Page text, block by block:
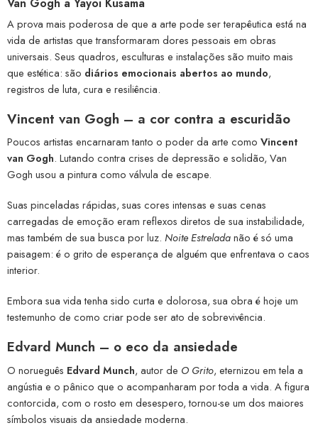
A prova mais poderosa de que a arte pode ser terapêutica está na
vida de artistas que transformaram dores pessoais em obras
universais. Seus quadros, esculturas e instalações são muito mais
que estética: são diários emocionais abertos ao mundo,
registros de luta, cura e resiliência.
Vincent van Gogh – a cor contra a escuridão
Poucos artistas encarnaram tanto o poder da arte como Vincent
van Gogh. Lutando contra crises de depressão e solidão, Van
Gogh usou a pintura como válvula de escape.
Suas pinceladas rápidas, suas cores intensas e suas cenas
carregadas de emoção eram reflexos diretos de sua instabilidade,
mas também de sua busca por luz. Noite Estreladanão é só uma
paisagem: é o grito de esperança de alguém que enfrentava o caos
interior.
Embora sua vida tenha sido curta e dolorosa, sua obra é hoje um
testemunho de como criar pode ser ato de sobrevivência.
Edvard Munch – o eco da ansiedade
O norueguês Edvard Munch, autor de O Grito, eternizou em tela a
angústia e o pânico que o acompanharam por toda a vida. A figura
contorcida, com o rosto em desespero, tornou-se um dos maiores
símbolos visuais da ansiedade moderna.